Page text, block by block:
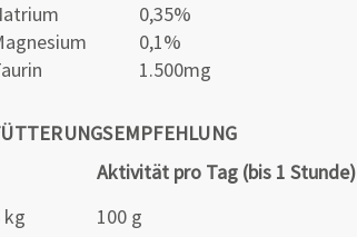
0,35%
0,1%
1.500mg
Aktivität pro Tag (bis 1 Stunde)
kg
100 g